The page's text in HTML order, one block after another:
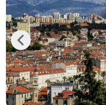
Previous